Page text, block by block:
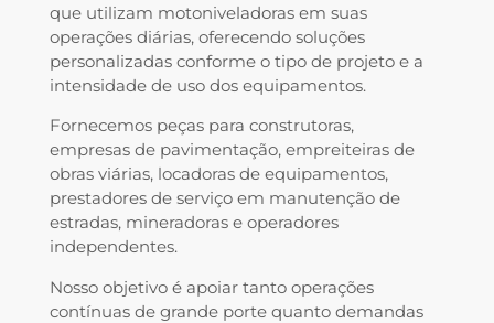
que utilizam motoniveladoras em suas
operações diárias, oferecendo soluções
personalizadas conforme o tipo de projeto e a
intensidade de uso dos equipamentos.
Fornecemos peças para construtoras,
empresas de pavimentação, empreiteiras de
obras viárias, locadoras de equipamentos,
prestadores de serviço em manutenção de
estradas, mineradoras e operadores
independentes.
Nosso objetivo é apoiar tanto operações
contínuas de grande porte quanto demandas